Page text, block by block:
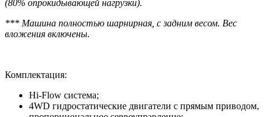
(80% опрокидывающей нагрузки).
*** Машина полностью шарнирная, с задним весом. Вес
вложения включены.
Комплектация:
Hi-Flow система;
4WD гидростатические двигатели с прямым приводом,